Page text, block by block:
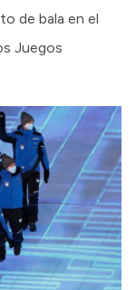
de bala en el
Juegos